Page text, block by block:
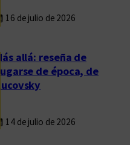
16 de julio de 2026
Más allá: reseña de
Fugarse de época, de
Rucovsky
14 de julio de 2026